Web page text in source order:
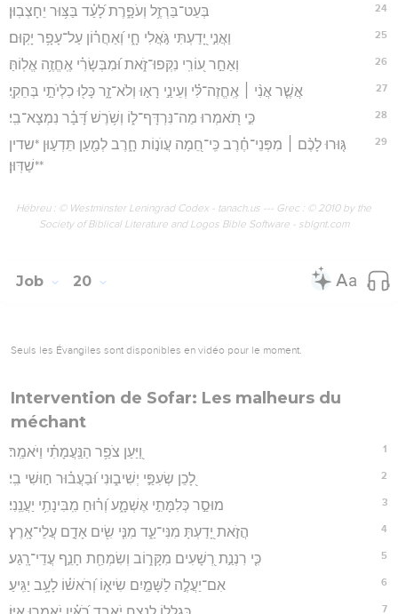
24 בְּעֵט־בַּרְזֶ֥ל וְעֹפָ֑רֶת לָ֝עַ֗ד בַּצּ֥וּר יֵחָצְבֽוּן׃
25 וַאֲנִ֣י יָ֭דַעְתִּי גֹּ֣אֲלִי חָ֑י וְ֝אַחֲר֗וֹן עַל־עָפָ֥ר יָקֽוּם׃
26 וְאַחַ֣ר ע֭וֹרִֽי נִקְּפוּ־זֹ֑את וּ֝מִבְּשָׂרִ֗י אֶֽחֱזֶ֥ה אֱלֽוֹהַּ׃
27 אֲשֶׁ֤ר אֲנִ֨י ׀ אֶֽחֱזֶה־לִּ֗י וְעֵינַ֣י רָא֣וּ וְלֹא־זָ֑ר כָּל֖וּ כִלְיֹתַ֣י בְּחֵקִֽי׃
28 כִּ֣י תֹ֭אמְרוּ מַה־נִּרְדָּף־ל֑וֹ וְשֹׁ֥רֶשׁ דָּ֝בָ֗ר נִמְצָא־בִֽי׃
29
גּ֤וּרוּ לָכֶ֨ם ׀ מִפְּנֵי־חֶ֗רֶב כִּֽי־חֵ֭מָה עֲוֺנ֣וֹת חָ֑רֶב לְמַ֖עַן תֵּדְע֣וּן *שדין
**שַׁדּֽוּן׃
Hébreu : © Westminster Leningrad Codex - tanach.us --- Grec : © 2010 by the
Society of Biblical Literature and Logos Bible Software - sblgnt.com
Job 20
Seuls les Évangiles sont disponibles en vidéo pour le moment.
Intervention de Sofar: Les malheurs du
méchant
1 וַ֭יַּעַן צֹפַ֥ר הַנַּֽעֲמָתִ֗י וַיֹּאמַֽר׃
2 לָ֭כֵן שְׂעִפַּ֣י יְשִׁיב֑וּנִי וּ֝בַעֲב֗וּר ח֣וּשִׁי בִֽי׃
3 מוּסַ֣ר כְּלִמָּתִ֣י אֶשְׁמָ֑ע וְ֝ר֗וּחַ מִֽבִּינָתִ֥י יַעֲנֵֽנִי׃
4 הֲזֹ֣את יָ֭דַעְתָּ מִנִּי־עַ֑ד מִנִּ֤י שִׂ֖ים אָדָ֣ם עֲלֵי־אָֽרֶץ׃
5 כִּ֤י רִנְנַ֣ת רְ֭שָׁעִים מִקָּר֑וֹב וְשִׂמְחַ֖ת חָנֵ֣ף עֲדֵי־רָֽגַע׃
6 אִם־יַעֲלֶ֣ה לַשָּׁמַ֣יִם שִׂיא֑וֹ וְ֝רֹאשׁ֗וֹ לָעָ֥ב יַגִּֽיעַ׃
7